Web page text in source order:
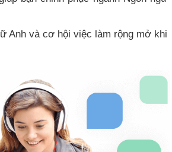
Anh và cơ hội việc làm rộng mở khi